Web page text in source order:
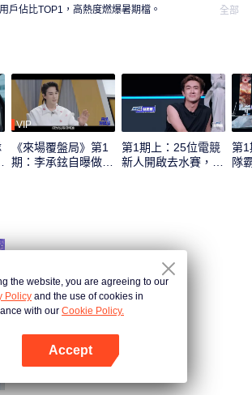
戶佔比TOP1，高熱度燃爆暑期檔。 全部
VIP
《來場覆盤局》第1
期：李承鉉自曝做
第1期上：25位電競
新人開啟去水賽，誰
第1
隊
令人心動的offer 第6季
the website, you are agreeing to our
Policy and the use of cookies in
with our Cookie Policy.
Accept